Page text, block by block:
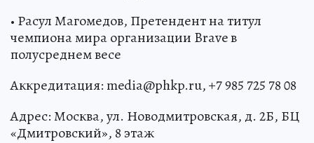
• Расул Магомедов, Претендент на титул
чемпиона мира организации Brave в
полусреднем весе
Аккредитация: media@phkp.ru, +7 985 725 78 08
Адрес: Москва, ул. Новодмитровская, д. 2Б, БЦ
«Дмитровский», 8 этаж